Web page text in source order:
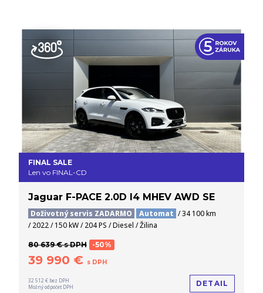
FINAL SALE
Len vo FINAL-CD
Jaguar F-PACE 2.0D I4 MHEV AWD SE
Doživotný servis ZADARMO Automat / 34 100 km
/ 2022 / 150 kW / 204 PS / Diesel / Žilina
80 639 € s DPH -50%
39 990 € s DPH
32 512 € bez DPH
Možný odpočet DPH
DETAIL